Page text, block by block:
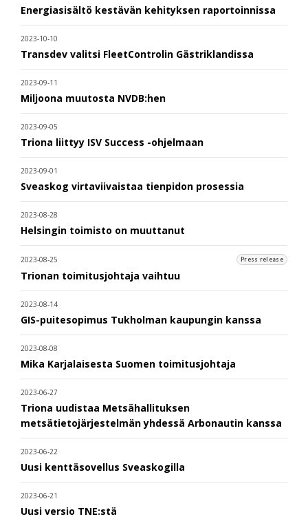
Energiasisältö kestävän kehityksen raportoinnissa
2023-10-10
Transdev valitsi FleetControlin Gästriklandissa
2023-09-11
Miljoona muutosta NVDB:hen
2023-09-05
Triona liittyy ISV Success -ohjelmaan
2023-09-01
Sveaskog virtaviivaistaa tienpidon prosessia
2023-08-28
Helsingin toimisto on muuttanut
2023-08-25 Press release
Trionan toimitusjohtaja vaihtuu
2023-08-14
GIS-puitesopimus Tukholman kaupungin kanssa
2023-08-08
Mika Karjalaisesta Suomen toimitusjohtaja
2023-06-27
Triona uudistaa Metsähallituksen
metsätietojärjestelmän yhdessä Arbonautin kanssa
2023-06-22
Uusi kenttäsovellus Sveaskogilla
2023-06-21
Uusi versio TNE:stä